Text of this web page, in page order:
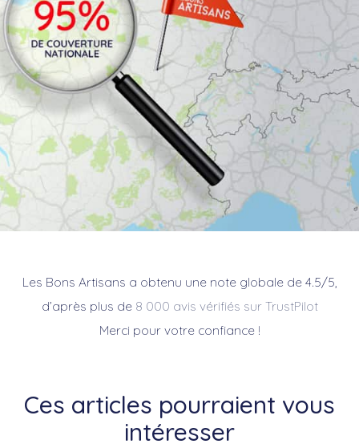
Les Bons Artisans a obtenu une note globale de 4.5/5,
d’après plus de 8 000 avis vérifiés sur TrustPilot
Merci pour votre confiance !
Ces articles pourraient vous
intéresser